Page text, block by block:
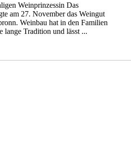
Weinprinzessin Das
am 27. November das Weingut
Weinbau hat in den Familien
lange Tradition und lässt ...